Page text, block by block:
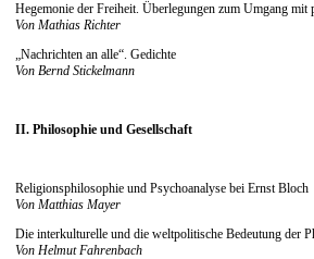
Hegemonie der Freiheit. Überlegungen zum Umgang
Von Mathias Richter
„Nachrichten an alle“. Gedichte
Von Bernd Stickelmann
II. Philosophie und Gesellschaft
Religionsphilosophie und Psychoanalyse bei Ernst Bloch
Von Matthias Mayer
Die interkulturelle und die weltpolitische Bedeutung der
Von Helmut Fahrenbach